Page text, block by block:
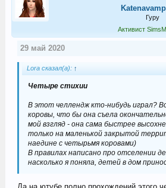
Гуру
Активист
29 май 2020
Lora сказал(а): ↑
Четыре стихии
В этот челлендж кто-нибудь играл?
коровы, что бы она съела
мой взгляд - она сама быстрее
только на маленькой закрытой
наедине с четырьмя коровами)
В правилах написано про отселении
насколько я поняла, детей в дом